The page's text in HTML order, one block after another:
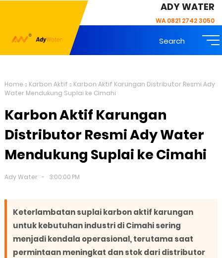
ADY WATER
WA 0821 2742 3050
Search
Home Karbon Aktif
Karbon Aktif Karungan Distributor Resmi Ady
Water Mendukung Suplai ke Cimahi
Karbon Aktif Karungan
Distributor Resmi Ady Water
Mendukung Suplai ke Cimahi
Ady Water 3:00:00 PM
Keterlambatan suplai karbon aktif karungan
untuk kebutuhan industri di Cimahi sering
menjadi kendala operasional, terutama saat
permintaan meningkat dan stok dari distributor